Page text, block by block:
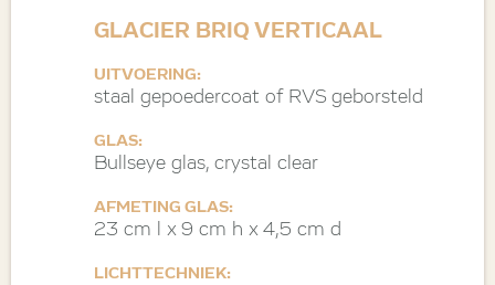
GLACIER BRIQ VERTICAAL
UITVOERING:
staal gepoedercoat of RVS geborsteld
GLAS:
Bullseye glas, crystal clear
AFMETING GLAS:
23 cm l x 9 cm h x 4,5 cm d
LICHTTECHNIEK: